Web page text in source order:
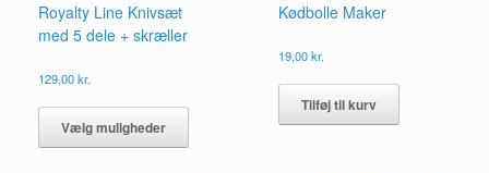
Royalty Line Knivsæt
med 5 dele + skræller
129,00kr.
Vælg muligheder
har
Kødbolle Maker
19,00kr.
Tilføj til kurv